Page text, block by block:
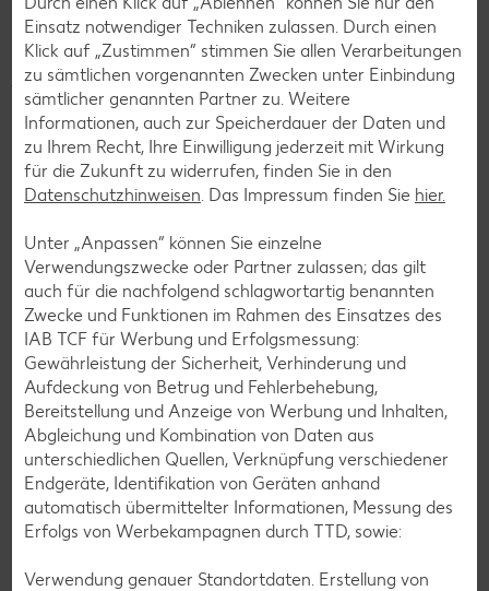
Jeder Cent zählt! Für deine Region.ist das neue
Filialspendenkonzept von Kaufland. Denn schon kleine
Beträge können Großes bewirken. Unsere Kunden können in
jeder unserer über 780 Filialen in Deutschland beim
Bezahlen auf den nächsthöheren 10-Cent-Betrag
aufrunden und/oder ihren Pfandbon spenden, um eine
soziale Organisation aus ihrer Region zu unterstützen.
So stärken wir gemeinsam das gesellschaftliche
Engagement vor Ort – für eine nachhaltigere Zukunft
direkt vor der Haustür. Also, mitmachen!
zählt!
Die Spenden aus deiner Filiale gehen
an:Tierschutzverein Schmalkalden und
Umgebung e.V.
Mehr erfahren
Einsatz notwendiger Techniken zulassen. Durch einen
Klick auf „Zustimmen“ stimmen Sie allen Verarbeitungen
zu sämtlichen vorgenannten Zwecken unter Einbindung
sämtlicher genannten Partner zu. Weitere
Informationen, auch zur Speicherdauer der Daten und
zu Ihrem Recht, Ihre Einwilligung jederzeit mit Wirkung
für die Zukunft zu widerrufen, finden Sie in den
Datenschutzhinweisen. Das Impressum finden Sie hier.
Unter „Anpassen“ können Sie einzelne
Verwendungszwecke oder Partner zulassen; das gilt
auch für die nachfolgend schlagwortartig benannten
Zwecke und Funktionen im Rahmen des Einsatzes des
IAB TCF für Werbung und Erfolgsmessung:
Gewährleistung der Sicherheit, Verhinderung und
Aufdeckung von Betrug und Fehlerbehebung,
Bereitstellung und Anzeige von Werbung und Inhalten,
Abgleichung und Kombination von Daten aus
unterschiedlichen Quellen, Verknüpfung verschiedener
Endgeräte, Identifikation von Geräten anhand
automatisch übermittelter Informationen, Messung des
Erfolgs von Werbekampagnen durch TTD, sowie:
Verwendung genauer Standortdaten. Erstellung von